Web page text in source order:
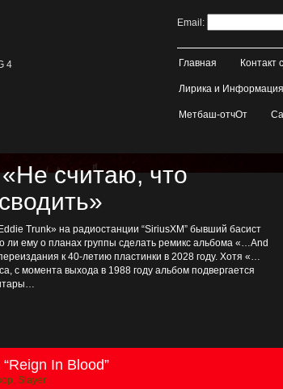
4
Email:
Главная Контакт
Лирика и
Метбаш-отчОт
считаю, что
Trunk» на радиостанции “SiriusXM” бывший басист
ли ему о планах группы сделать ремикс альбома «…And
к 40-летию пластинки в 2028 году. Хотя «…
с момента выхода в 1988 году альбом подвергается
In Blood”
, Slayer